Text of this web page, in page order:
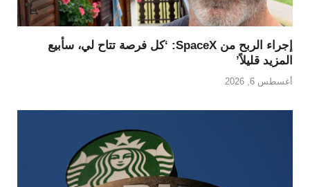
إجراء الربح من SpaceX: ‘كل فرصة تتاح لي، سأبيع
المزيد قليلاً’
أغسطس 6, 2026